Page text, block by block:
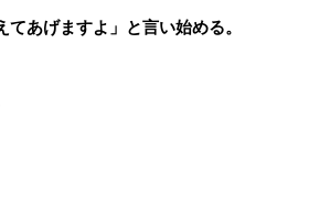
あげますよ」と言い始める。